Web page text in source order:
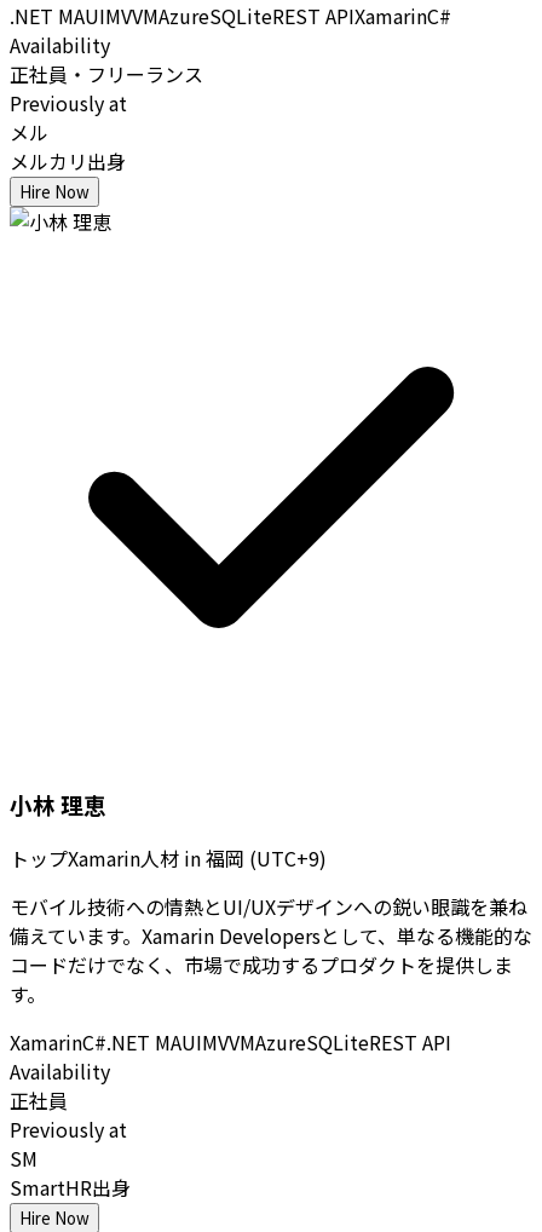
.NET MAUIMVVMAzureSQLiteREST APIXamarinC#
Availability
正社員・フリーランス
Previously at
メル
メルカリ出身
Hire Now
小林 理恵
トップXamarin人材 in福岡 (UTC+9)
モバイル技術への情熱とUI/UXデザインへの鋭い眼識を兼ね
備えています。Xamarin Developersとして、単なる機能的な
コードだけでなく、市場で成功するプロダクトを提供しま
す。
XamarinC#.NET MAUIMVVMAzureSQLiteREST API
Availability
正社員
Previously at
SM
SmartHR出身
Hire Now